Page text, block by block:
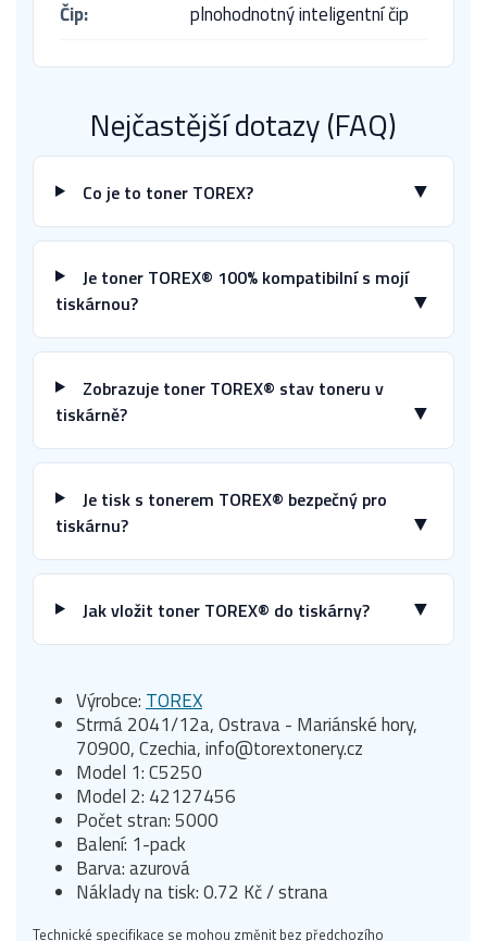
Čip:
plnohodnotný inteligentní čip
Nejčastější dotazy (FAQ)
Co je to toner TOREX? ▼
Je toner TOREX® 100% kompatibilní s mojí
tiskárnou?
▼
Zobrazuje toner TOREX® stav toneru v
tiskárně?
▼
Je tisk s tonerem TOREX® bezpečný pro
tiskárnu?
▼
Jak vložit toner TOREX® do tiskárny? ▼
Výrobce: TOREX
Strmá 2041/12a, Ostrava - Mariánské hory,
70900, Czechia, info@torextonery.cz
Model 1: C5250
Model 2: 42127456
Počet stran: 5000
Balení: 1-pack
Barva: azurová
Náklady na tisk: 0.72 Kč / strana
Technické specifikace se mohou změnit bez předchozího